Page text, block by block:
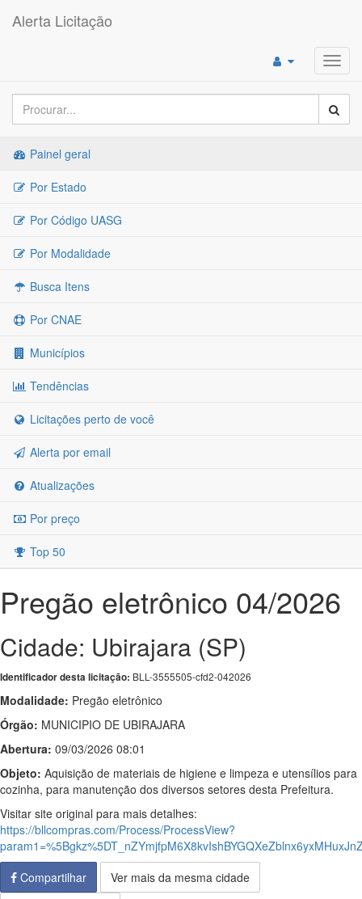
Alerta Licitação
Painel geral
Por Estado
Por Código UASG
Por Modalidade
Busca Itens
Por CNAE
Municípios
Tendências
Licitações perto de você
Alerta por email
Atualizações
Por preço
Top 50
Pregão eletrônico 04/2026
Cidade: Ubirajara (SP)
Identificador desta licitação: BLL-3555505-cfd2-042026
Modalidade: Pregão eletrônico
Órgão: MUNICIPIO DE UBIRAJARA
Abertura: 09/03/2026 08:01
Objeto: Aquisição de materiais de higiene e limpeza e utensílios para
cozinha, para manutenção dos diversos setores desta Prefeitura.
Visitar site original para mais detalhes:
https://bllcompras.com/Process/ProcessView?
Compartilhar
Ver mais da mesma cidade